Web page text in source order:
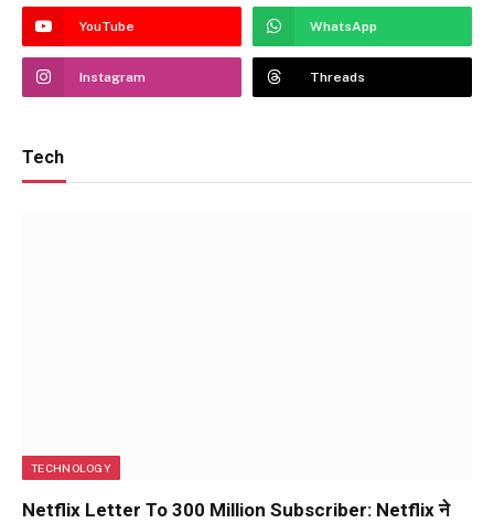
YouTube WhatsApp
Instagram Threads
Tech
TECHNOLOGY
Netflix Letter To 300 Million Subscriber: Netflix ने